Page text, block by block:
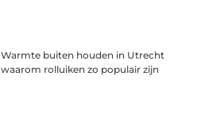
Warmte buiten houden in Utrecht
waarom rolluiken zo populair zijn